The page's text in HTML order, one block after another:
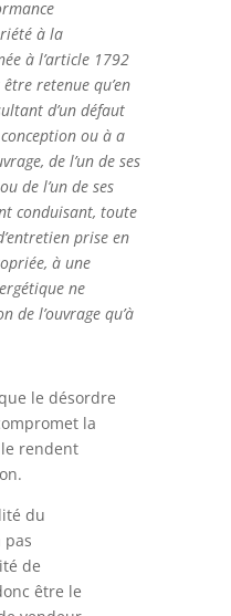
à la
à l’article 1792
retenue qu’en
d’un défaut
ou à a
de l’un de ses
de l’un de ses
conduisant, toute
prise en
à une
ne
de l’ouvrage qu’à
le désordre
la
rendent
du
pas
de
être le